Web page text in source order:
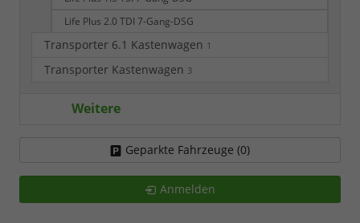
Life Plus 2.0 TDI 7-Gang-DSG
Transporter 6.1 Kastenwagen 1
Transporter Kastenwagen 3
Weitere
Geparkte Fahrzeuge (0)
Anmelden